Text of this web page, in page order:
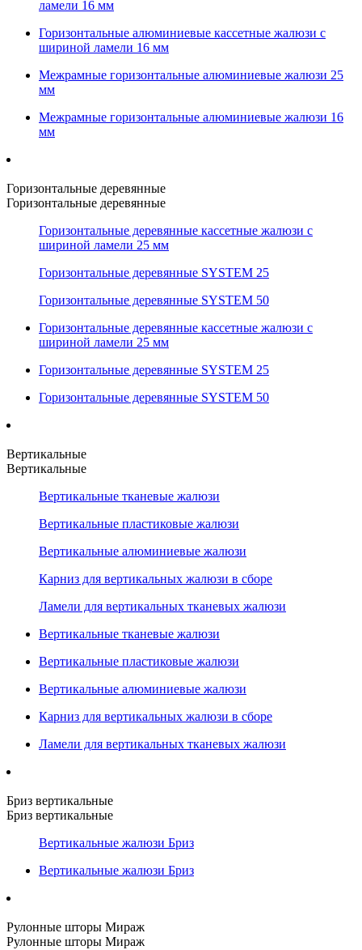
ламели 16 мм
Горизонтальные алюминиевые кассетные жалюзи с
шириной ламели 16 мм
Межрамные горизонтальные алюминиевые жалюзи 25
мм
Межрамные горизонтальные алюминиевые жалюзи 16
мм
Горизонтальные деревянные
Горизонтальные деревянные
Горизонтальные деревянные кассетные жалюзи с
шириной ламели 25 мм
Горизонтальные деревянные SYSTEM 25
Горизонтальные деревянные SYSTEM 50
Горизонтальные деревянные кассетные жалюзи с
шириной ламели 25 мм
Горизонтальные деревянные SYSTEM 25
Горизонтальные деревянные SYSTEM 50
Вертикальные
Вертикальные
Вертикальные тканевые жалюзи
Вертикальные пластиковые жалюзи
Вертикальные алюминиевые жалюзи
Карниз для вертикальных жалюзи в сборе
Ламели для вертикальных тканевых жалюзи
Вертикальные тканевые жалюзи
Вертикальные пластиковые жалюзи
Вертикальные алюминиевые жалюзи
Карниз для вертикальных жалюзи в сборе
Ламели для вертикальных тканевых жалюзи
Бриз вертикальные
Бриз вертикальные
Вертикальные жалюзи Бриз
Вертикальные жалюзи Бриз
Рулонные шторы Мираж
Рулонные шторы Мираж